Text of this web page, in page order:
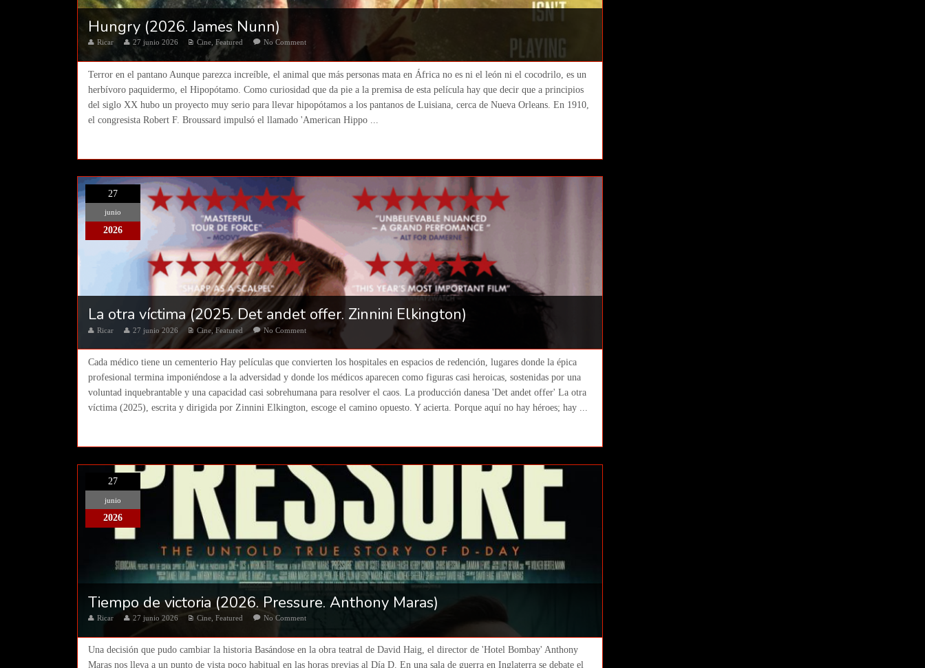
Hungry (2026. James Nunn)
Ricar 27 junio 2026 Cine,Featured No Comment
Terror en el pantano Aunque parezca increíble, el animal que más personas mata en África no es ni el león ni el cocodrilo, es un
herbívoro paquidermo, el Hipopótamo. Como curiosidad que da pie a la premisa de esta película hay que decir que a principios
del siglo XX hubo un proyecto muy serio para llevar hipopótamos a los pantanos de Luisiana, cerca de Nueva Orleans. En 1910,
el congresista Robert F. Broussard impulsó el llamado 'American Hippo ...
27
junio
2026
La otra víctima (2025. Det andet offer. Zinnini Elkington)
Ricar 27 junio 2026 Cine ,Featured No Comment
Cada médico tiene un cementerio Hay películas que convierten los hospitales en espacios de redención, lugares donde la épica
profesional termina imponiéndose a la adversidad y donde los médicos aparecen como figuras casi heroicas, sostenidas por una
voluntad inquebrantable y una capacidad casi sobrehumana para resolver el caos. La producción danesa 'Det andet offer' La otra
víctima (2025), escrita y dirigida por Zinnini Elkington, escoge el camino opuesto. Y acierta. Porque aquí no hay héroes; hay ...
27
junio
2026
Tiempo de victoria (2026. Pressure. Anthony Maras)
Ricar 27 junio 2026 Cine ,Featured No Comment
Una decisión que pudo cambiar la historia Basándose en la obra teatral de David Haig, el director de 'Hotel Bombay' Anthony
Maras nos lleva a un punto de vista poco habitual en las horas previas al Día D. En una sala de guerra en Inglaterra se debate el